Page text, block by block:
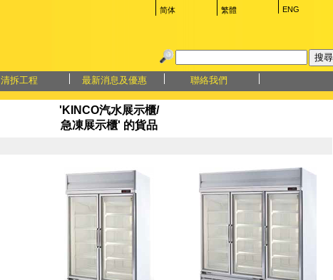
ENG
繁體
简体
清拆工程 最新消息及優惠 聯絡我們
'KINCO汽水展示櫃/
急凍展示櫃' 的貨品